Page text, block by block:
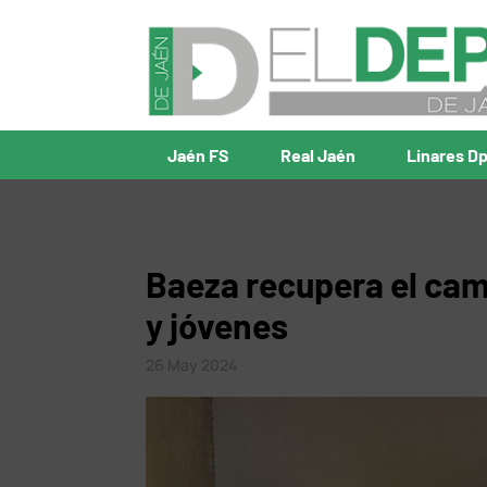
Jaén FS Real Jaén Linares
Baeza recupera el
y jóvenes